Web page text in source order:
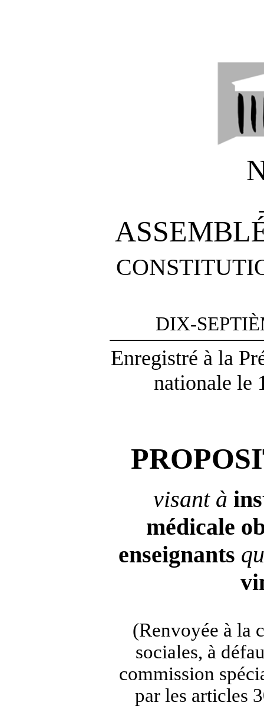
DIX-
Enregistré à la
nationale le
visant à
médicale
enseignants
(Renvoyée à la
sociales, à
commission
par les articles